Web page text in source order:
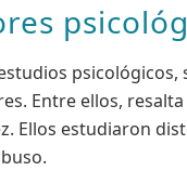
Entre ellos,
Ellos estudiaron